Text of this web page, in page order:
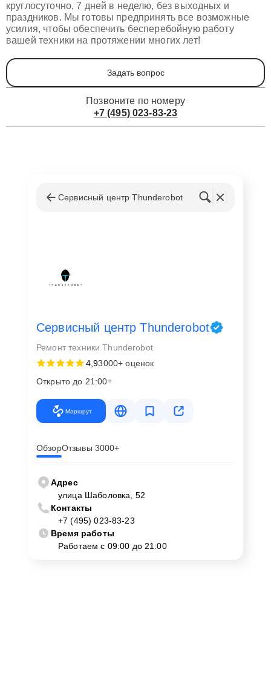
круглосуточно, 7 дней в неделю, без выходных и
праздников. Мы готовы предпринять все возможные
усилия, чтобы обеспечить бесперебойную работу
вашей техники на протяжении многих лет!
Задать вопрос
Позвоните по номеру
+7 (495) 023-83-23
Сервисный центр Thunderobot
Сервисный центр Thunderobot
Ремонт техники Thunderobot
4,93000+ оценок
Открыто до 21:00
Маршрут
ОбзорОтзывы 3000+
Адрес
улица Шаболовка, 52
Контакты
+7 (495) 023-83-23
Время работы
Работаем с 09:00 до 21:00